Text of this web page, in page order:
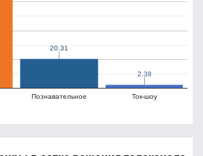
Познавательное Ток-шоу
20.31
20.31
2.38
2.38